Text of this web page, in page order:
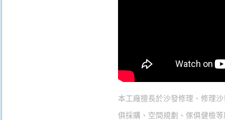
本工廠擅長於沙發修理 、 修理沙
俱採購 、 空間規劃 、 傢俱健檢